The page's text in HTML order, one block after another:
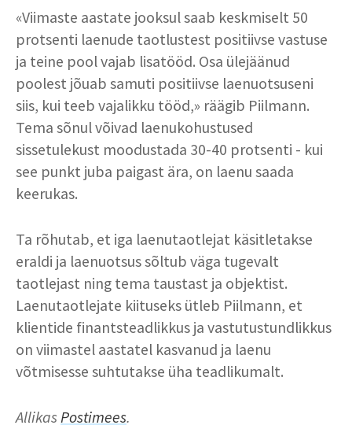
«Viimaste aastate jooksul saab keskmiselt 50
protsenti laenude taotlustest positiivse vastuse
ja teine pool vajab lisatööd. Osa ülejäänud
poolest jõuab samuti positiivse laenuotsuseni
siis, kui teeb vajalikku tööd,» räägib Piilmann.
Tema sõnul võivad laenukohustused
sissetulekust moodustada 30-40 protsenti - kui
see punkt juba paigast ära, on laenu saada
keerukas.
Ta rõhutab, et iga laenutaotlejat käsitletakse
eraldi ja laenuotsus sõltub väga tugevalt
taotlejast ning tema taustast ja objektist.
Laenutaotlejate kiituseks ütleb Piilmann, et
klientide finantsteadlikkus ja vastutustundlikkus
on viimastel aastatel kasvanud ja laenu
võtmisesse suhtutakse üha teadlikumalt.
AllikasPostimees.